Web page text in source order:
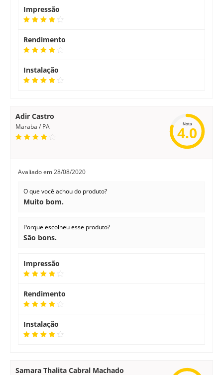
Impressão
Rendimento
Instalação
Adir Castro
Maraba / PA Nota
4.0
Avaliado em28/08/2020
O que você achou do produto?
Muito bom.
Porque escolheu esse produto?
São bons.
Impressão
Rendimento
Instalação
Samara Thalita Cabral Machado